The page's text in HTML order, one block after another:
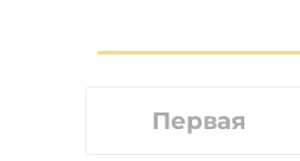
Первая